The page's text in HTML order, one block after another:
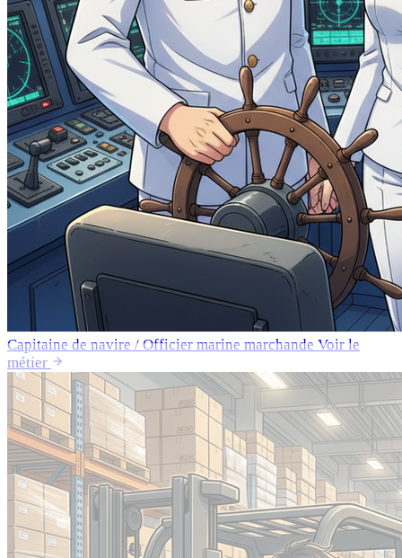
Capitaine de navire / Officier marine marchande Voir le
métier